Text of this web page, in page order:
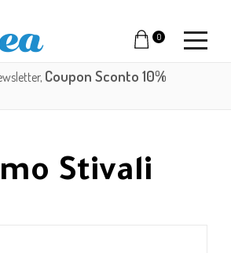
0
Coupon Sconto 10%
Stivali